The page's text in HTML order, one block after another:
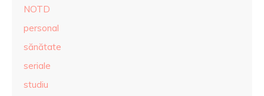
NOTD
personal
sănătate
seriale
studiu